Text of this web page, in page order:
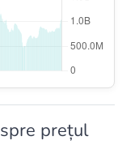
prețul